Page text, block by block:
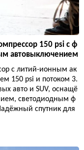
150 psi с ф
автовыключением
с литий-ионным ак
150 psi и потоком 3.
авто и SUV, оснащё
светодиодным ф
спутник для